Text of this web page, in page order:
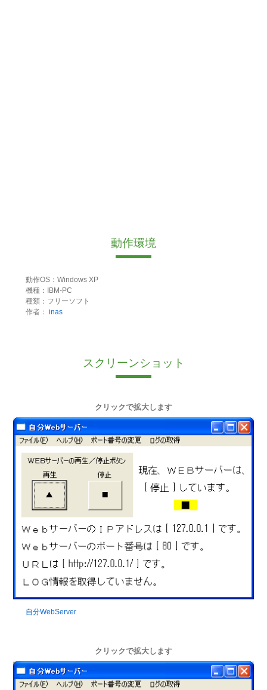
動作環境
動作OS：Windows XP
機種：IBM-PC
種類：フリーソフト
作者： inas
スクリーンショット
クリックで拡大します
自分WebServer
クリックで拡大します